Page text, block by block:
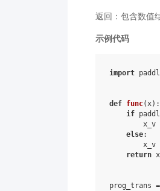
返回：包含数值
示例代码
import
def func(x):
if
x_v
else:
x_v
return
prog_trans =